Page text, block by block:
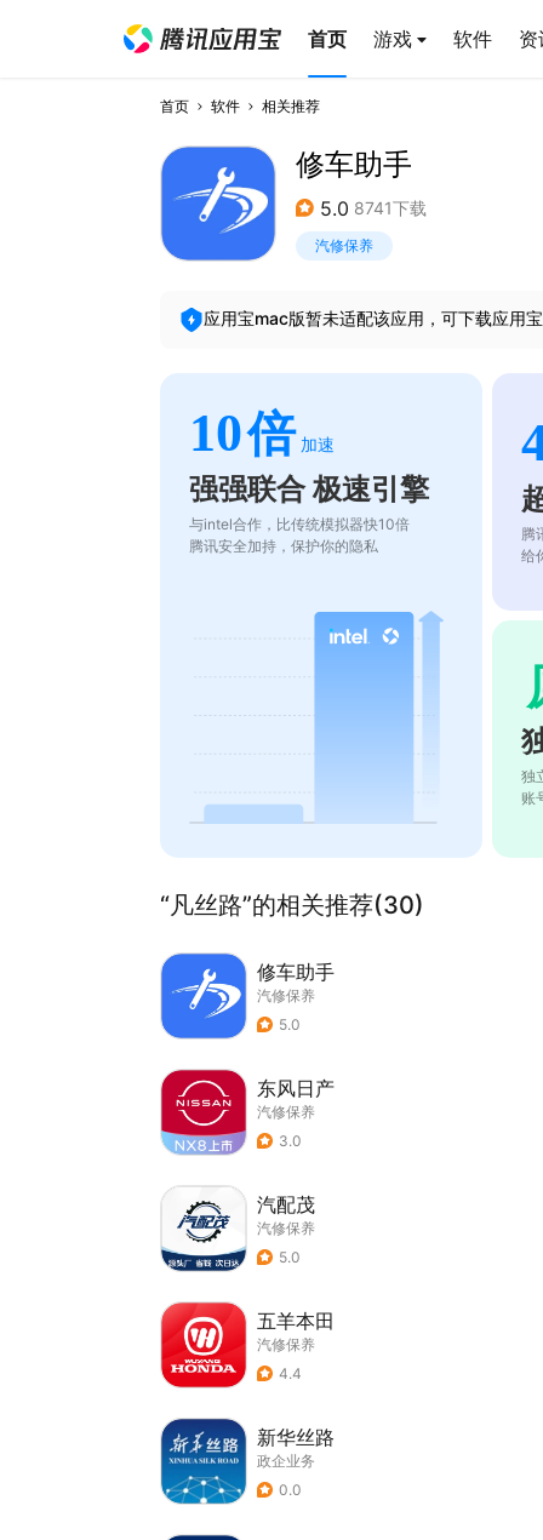
首页 游戏 软件 资
首页 软件 相关推荐
修车助手
5.0 8741下载
汽修保养
应用宝mac版暂未适配该应用，可下载应用
10倍 加速
强强联合 极速引擎
与intel合作，比传统模拟器快10倍
腾讯安全加持，保护你的隐私
腾
给
独
账
“凡丝路”的相关推荐(30)
修车助手
汽修保养
5.0
东风日产
汽修保养
3.0
汽配茂
汽修保养
5.0
五羊本田
汽修保养
4.4
新华丝路
政企业务
0.0